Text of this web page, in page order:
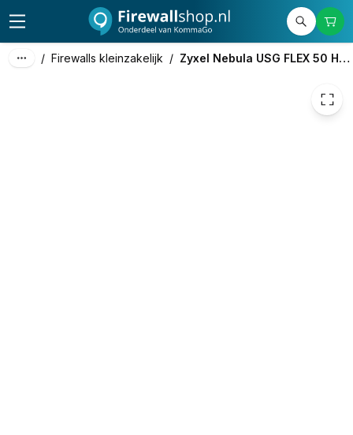
/ Firewalls kleinzakelijk / Zyxel Nebula USG FLEX 50 HP Firewall Gold Bundle
353,15 excl. btw
427,31 incl. btw